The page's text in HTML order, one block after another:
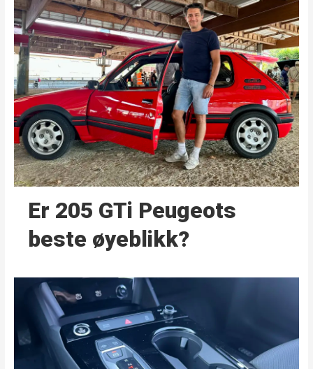
Er 205 GTi Peugeots
beste øyeblikk?